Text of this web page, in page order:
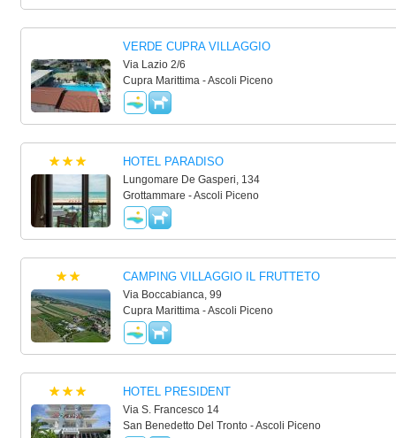
VERDE CUPRA VILLAGGIO
Via Lazio 2/6
Cupra Marittima - Ascoli Piceno
HOTEL PARADISO
Lungomare De Gasperi, 134
Grottammare - Ascoli Piceno
CAMPING VILLAGGIO IL FRUTTETO
Via Boccabianca, 99
Cupra Marittima - Ascoli Piceno
HOTEL PRESIDENT
Via S. Francesco 14
San Benedetto Del Tronto - Ascoli Piceno